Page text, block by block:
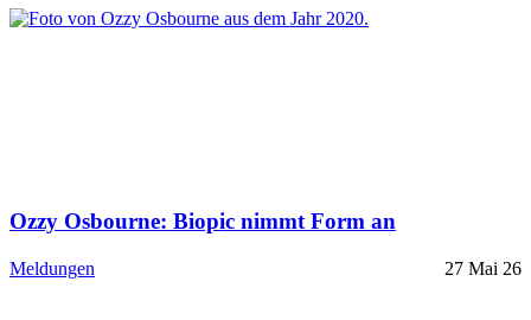
Ozzy Osbourne: Biopic nimmt Form an
Meldungen 27 Mai 26